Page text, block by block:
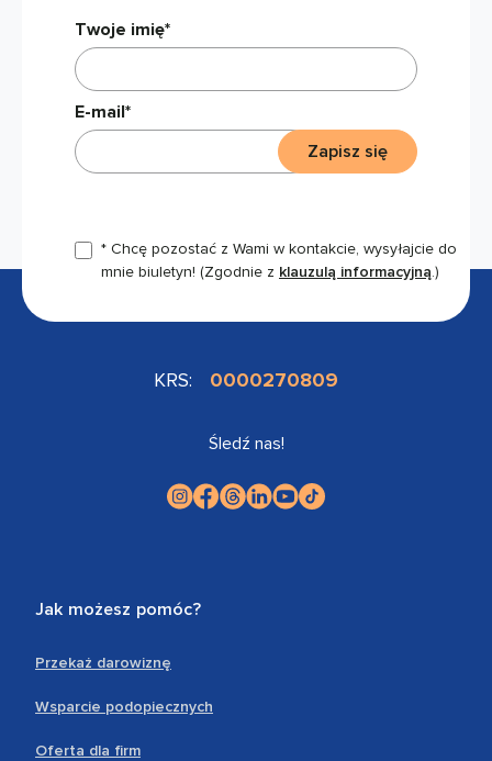
Twoje imię*
E-mail*
* Chcę pozostać z Wami w kontakcie, wysyłajcie do
mnie biuletyn! (Zgodnie z klauzulą informacyjną.)
Zapisz się
KRS: 0000270809
Śledź nas!
Jak możesz pomóc?
Przekaż darowiznę
Wsparcie podopiecznych
Oferta dla firm